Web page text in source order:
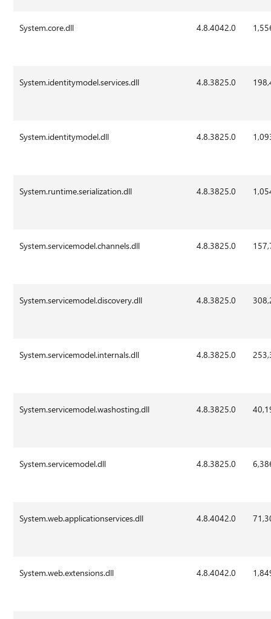
System.core.dll 4.8.4042.0
System.identitymodel.services.dll 4.8.3825.0
System.identitymodel.dll 4.8.3825.0
System.runtime.serialization.dll 4.8.3825.0
System.servicemodel.channels.dll 4.8.3825.0
System.servicemodel.discovery.dll 4.8.3825.0
System.servicemodel.internals.dll 4.8.3825.0
System.servicemodel.washosting.dll 4.8.3825.0
System.servicemodel.dll 4.8.3825.0
System.web.applicationservices.dll 4.8.4042.0
System.web.extensions.dll 4.8.4042.0